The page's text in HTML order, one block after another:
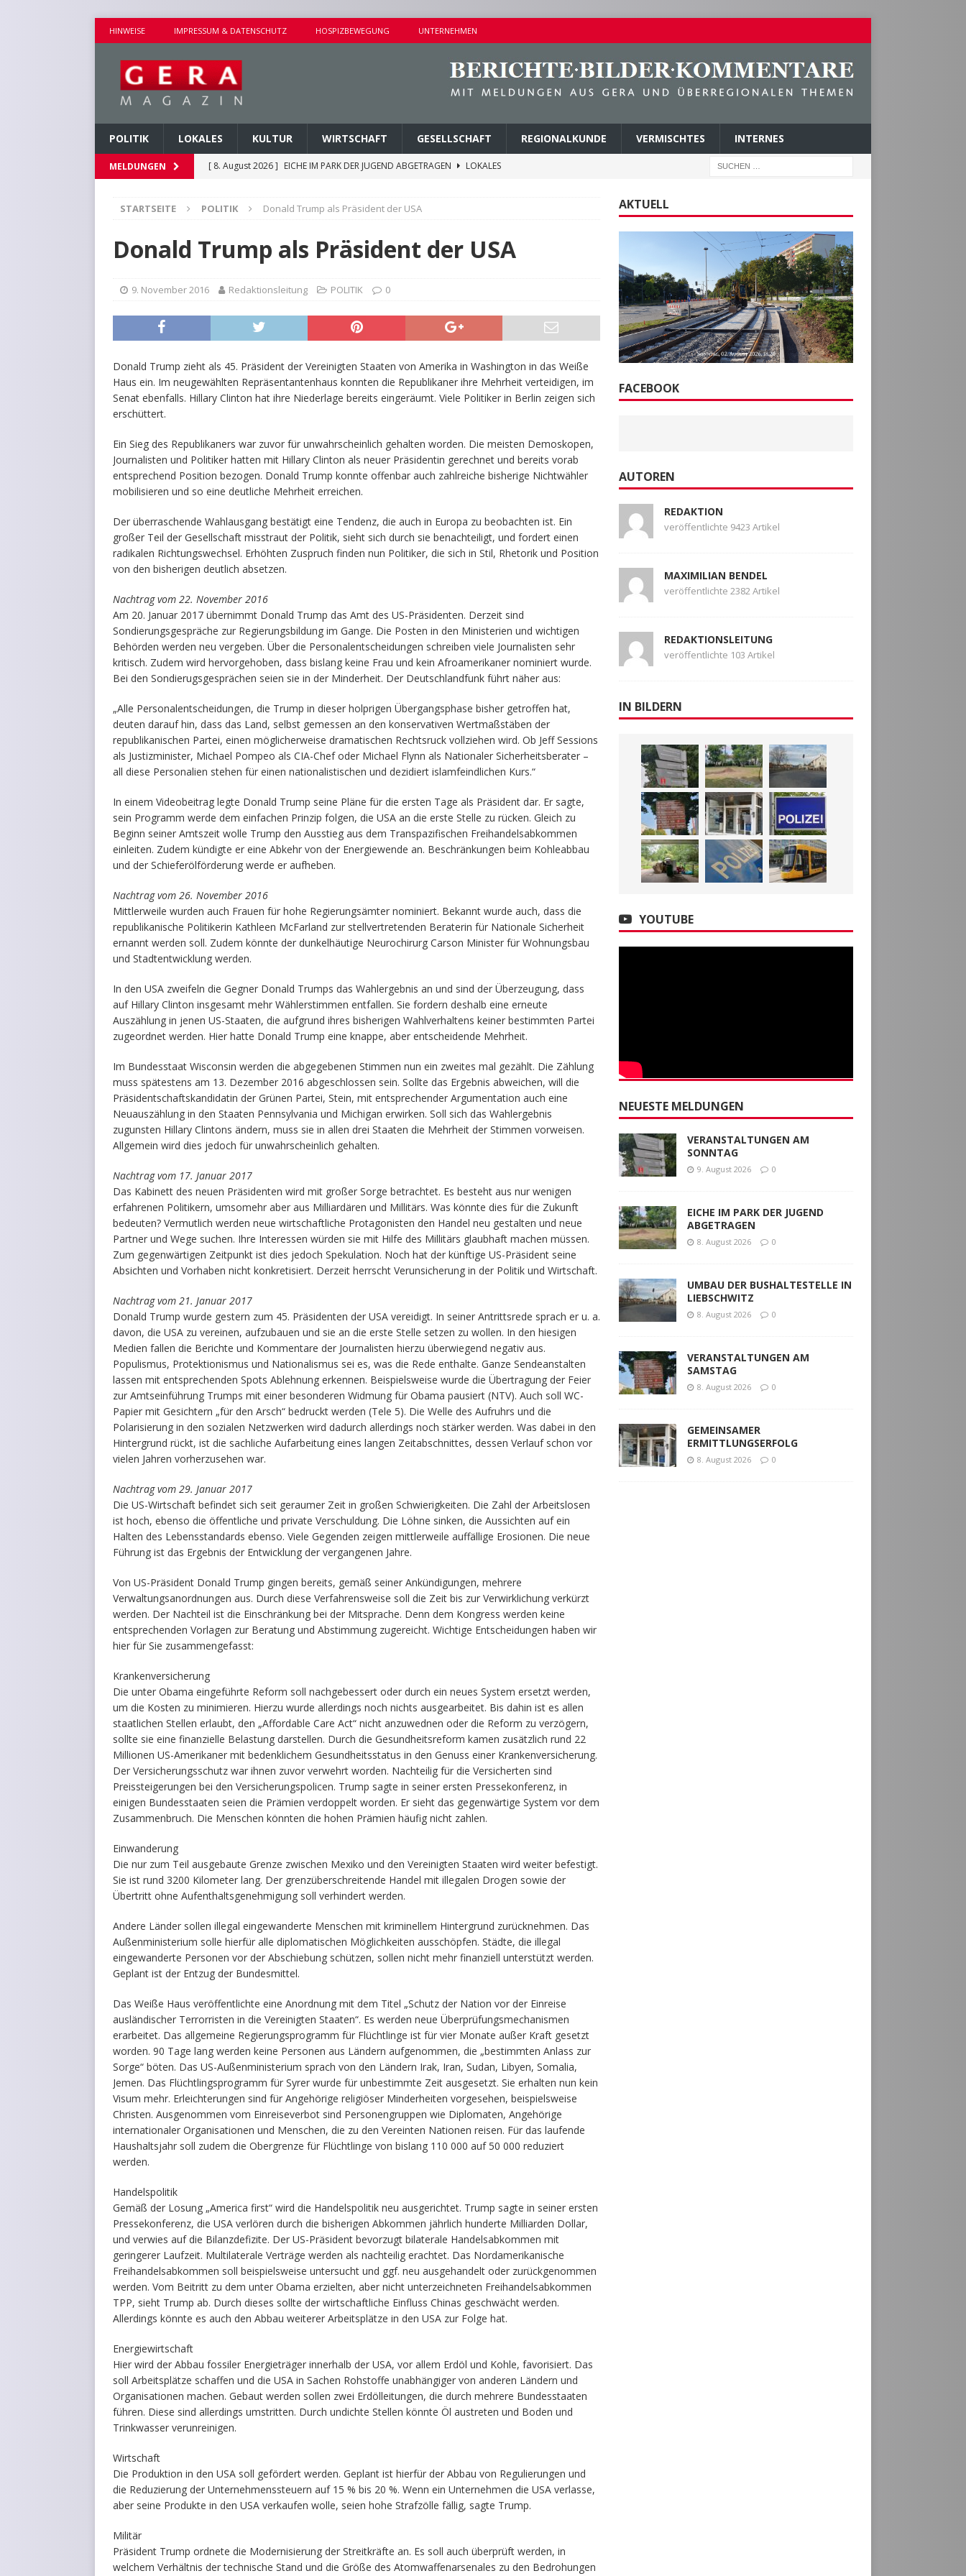
HINWEISE IMPRESSUM & DATENSCHUTZ HOSPIZBEWEGUNG UNTERNEHMEN
POLITIK LOKALES KULTUR WIRTSCHAFT GESELLSCHAFT REGIONALKUNDE VERMISCHTES INTERNES
MELDUNGEN [ 8. August 2026 ] EICHE IM PARK DER JUGEND ABGETRAGEN
LOKALES
[ 8. August 2026 ] VERANSTALTUNGEN AM SAMSTAG
[ 8. August 2026 ]
GEMEINSAMER ERMITTLUNGSERFOLG
POLIZEIBERICHTE
[ 9. August 2026 ]
STARTSEITE POLITIK Donald Trump als Präsident der USA
Donald Trump als Präsident der USA
9. November 2016 Redaktionsleitung POLITIK 0
Donald Trump zieht als 45. Präsident der Vereinigten Staaten von Amerika in Washington in das Weiße
Haus ein. Im neugewählten Repräsentantenhaus konnten die Republikaner ihre Mehrheit verteidigen, im
Senat ebenfalls. Hillary Clinton hat ihre Niederlage bereits eingeräumt. Viele Politiker in Berlin zeigen sich
erschüttert.
Ein Sieg des Republikaners war zuvor für unwahrscheinlich gehalten worden. Die meisten Demoskopen,
Journalisten und Politiker hatten mit Hillary Clinton als neuer Präsidentin gerechnet und bereits vorab
entsprechend Position bezogen. Donald Trump konnte offenbar auch zahlreiche bisherige Nichtwähler
mobilisieren und so eine deutliche Mehrheit erreichen.
Der überraschende Wahlausgang bestätigt eine Tendenz, die auch in Europa zu beobachten ist. Ein
großer Teil der Gesellschaft misstraut der Politik, sieht sich durch sie benachteiligt, und fordert einen
radikalen Richtungswechsel. Erhöhten Zuspruch finden nun Politiker, die sich in Stil, Rhetorik und Position
von den bisherigen deutlich absetzen.
Nachtrag vom 22. November 2016
Am 20. Januar 2017 übernimmt Donald Trump das Amt des US-Präsidenten. Derzeit sind
Sondierungsgespräche zur Regierungsbildung im Gange. Die Posten in den Ministerien und wichtigen
Behörden werden neu vergeben. Über die Personalentscheidungen schreiben viele Journalisten sehr
kritisch. Zudem wird hervorgehoben, dass bislang keine Frau und kein Afroamerikaner nominiert wurde.
Bei den Sondierugsgesprächen seien sie in der Minderheit. Der Deutschlandfunk führt näher aus:
„Alle Personalentscheidungen, die Trump in dieser holprigen Übergangsphase bisher getroffen hat,
deuten darauf hin, dass das Land, selbst gemessen an den konservativen Wertmaßstäben der
republikanischen Partei, einen möglicherweise dramatischen Rechtsruck vollziehen wird. Ob Jeff Sessions
als Justizminister, Michael Pompeo als CIA-Chef oder Michael Flynn als Nationaler Sicherheitsberater –
all diese Personalien stehen für einen nationalistischen und dezidiert islamfeindlichen Kurs.“
In einem Videobeitrag legte Donald Trump seine Pläne für die ersten Tage als Präsident dar. Er sagte,
sein Programm werde dem einfachen Prinzip folgen, die USA an die erste Stelle zu rücken. Gleich zu
Beginn seiner Amtszeit wolle Trump den Ausstieg aus dem Transpazifischen Freihandelsabkommen
einleiten. Zudem kündigte er eine Abkehr von der Energiewende an. Beschränkungen beim Kohleabbau
und der Schieferölförderung werde er aufheben.
Nachtrag vom 26. November 2016
Mittlerweile wurden auch Frauen für hohe Regierungsämter nominiert. Bekannt wurde auch, dass die
republikanische Politikerin Kathleen McFarland zur stellvertretenden Beraterin für Nationale Sicherheit
ernannt werden soll. Zudem könnte der dunkelhäutige Neurochirurg Carson Minister für Wohnungsbau
und Stadtentwicklung werden.
In den USA zweifeln die Gegner Donald Trumps das Wahlergebnis an und sind der Überzeugung, dass
auf Hillary Clinton insgesamt mehr Wählerstimmen entfallen. Sie fordern deshalb eine erneute
Auszählung in jenen US-Staaten, die aufgrund ihres bisherigen Wahlverhaltens keiner bestimmten Partei
zugeordnet werden. Hier hatte Donald Trump eine knappe, aber entscheidende Mehrheit.
Im Bundesstaat Wisconsin werden die abgegebenen Stimmen nun ein zweites mal gezählt. Die Zählung
muss spätestens am 13. Dezember 2016 abgeschlossen sein. Sollte das Ergebnis abweichen, will die
Präsidentschaftskandidatin der Grünen Partei, Stein, mit entsprechender Argumentation auch eine
Neuauszählung in den Staaten Pennsylvania und Michigan erwirken. Soll sich das Wahlergebnis
zugunsten Hillary Clintons ändern, muss sie in allen drei Staaten die Mehrheit der Stimmen vorweisen.
Allgemein wird dies jedoch für unwahrscheinlich gehalten.
Nachtrag vom 17. Januar 2017
Das Kabinett des neuen Präsidenten wird mit großer Sorge betrachtet. Es besteht aus nur wenigen
erfahrenen Politikern, umsomehr aber aus Milliardären und Millitärs. Was könnte dies für die Zukunft
bedeuten? Vermutlich werden neue wirtschaftliche Protagonisten den Handel neu gestalten und neue
Partner und Wege suchen. Ihre Interessen würden sie mit Hilfe des Millitärs glaubhaft machen müssen.
Zum gegenwärtigen Zeitpunkt ist dies jedoch Spekulation. Noch hat der künftige US-Präsident seine
Absichten und Vorhaben nicht konkretisiert. Derzeit herrscht Verunsicherung in der Politik und Wirtschaft.
Nachtrag vom 21. Januar 2017
Donald Trump wurde gestern zum 45. Präsidenten der USA vereidigt. In seiner Antrittsrede sprach er u. a.
davon, die USA zu vereinen, aufzubauen und sie an die erste Stelle setzen zu wollen. In den hiesigen
Medien fallen die Berichte und Kommentare der Journalisten hierzu überwiegend negativ aus.
Populismus, Protektionismus und Nationalismus sei es, was die Rede enthalte. Ganze Sendeanstalten
lassen mit entsprechenden Spots Ablehnung erkennen. Beispielsweise wurde die Übertragung der Feier
zur Amtseinführung Trumps mit einer besonderen Widmung für Obama pausiert (NTV). Auch soll WC-
Papier mit Gesichtern „für den Arsch“ bedruckt werden (Tele 5). Die Welle des Aufruhrs und die
Polarisierung in den sozialen Netzwerken wird dadurch allerdings noch stärker werden. Was dabei in den
Hintergrund rückt, ist die sachliche Aufarbeitung eines langen Zeitabschnittes, dessen Verlauf schon vor
vielen Jahren vorherzusehen war.
Nachtrag vom 29. Januar 2017
Die US-Wirtschaft befindet sich seit geraumer Zeit in großen Schwierigkeiten. Die Zahl der Arbeitslosen
ist hoch, ebenso die öffentliche und private Verschuldung. Die Löhne sinken, die Aussichten auf ein
Halten des Lebensstandards ebenso. Viele Gegenden zeigen mittlerweile auffällige Erosionen. Die neue
Führung ist das Ergebnis der Entwicklung der vergangenen Jahre.
Von US-Präsident Donald Trump gingen bereits, gemäß seiner Ankündigungen, mehrere
Verwaltungsanordnungen aus. Durch diese Verfahrensweise soll die Zeit bis zur Verwirklichung verkürzt
werden. Der Nachteil ist die Einschränkung bei der Mitsprache. Denn dem Kongress werden keine
entsprechenden Vorlagen zur Beratung und Abstimmung zugereicht. Wichtige Entscheidungen haben wir
hier für Sie zusammengefasst:
Krankenversicherung
Die unter Obama eingeführte Reform soll nachgebessert oder durch ein neues System ersetzt werden,
um die Kosten zu minimieren. Hierzu wurde allerdings noch nichts ausgearbeitet. Bis dahin ist es allen
staatlichen Stellen erlaubt, den „Affordable Care Act“ nicht anzuwednen oder die Reform zu verzögern,
sollte sie eine finanzielle Belastung darstellen. Durch die Gesundheitsreform kamen zusätzlich rund 22
Millionen US-Amerikaner mit bedenklichem Gesundheitsstatus in den Genuss einer Krankenversicherung.
Der Versicherungsschutz war ihnen zuvor verwehrt worden. Nachteilig für die Versicherten sind
Preissteigerungen bei den Versicherungspolicen. Trump sagte in seiner ersten Pressekonferenz, in
einigen Bundesstaaten seien die Prämien verdoppelt worden. Er sieht das gegenwärtige System vor dem
Zusammenbruch. Die Menschen könnten die hohen Prämien häufig nicht zahlen.
Einwanderung
Die nur zum Teil ausgebaute Grenze zwischen Mexiko und den Vereinigten Staaten wird weiter befestigt.
Sie ist rund 3200 Kilometer lang. Der grenzüberschreitende Handel mit illegalen Drogen sowie der
Übertritt ohne Aufenthaltsgenehmigung soll verhindert werden.
Andere Länder sollen illegal eingewanderte Menschen mit kriminellem Hintergrund zurücknehmen. Das
Außenministerium solle hierfür alle diplomatischen Möglichkeiten ausschöpfen. Städte, die illegal
eingewanderte Personen vor der Abschiebung schützen, sollen nicht mehr finanziell unterstützt werden.
Geplant ist der Entzug der Bundesmittel.
Das Weiße Haus veröffentlichte eine Anordnung mit dem Titel „Schutz der Nation vor der Einreise
ausländischer Terrorristen in die Vereinigten Staaten“. Es werden neue Überprüfungsmechanismen
erarbeitet. Das allgemeine Regierungsprogramm für Flüchtlinge ist für vier Monate außer Kraft gesetzt
worden. 90 Tage lang werden keine Personen aus Ländern aufgenommen, die „bestimmten Anlass zur
Sorge“ böten. Das US-Außenministerium sprach von den Ländern Irak, Iran, Sudan, Libyen, Somalia,
Jemen. Das Flüchtlingsprogramm für Syrer wurde für unbestimmte Zeit ausgesetzt. Sie erhalten nun kein
Visum mehr. Erleichterungen sind für Angehörige religiöser Minderheiten vorgesehen, beispielsweise
Christen. Ausgenommen vom Einreiseverbot sind Personengruppen wie Diplomaten, Angehörige
internationaler Organisationen und Menschen, die zu den Vereinten Nationen reisen. Für das laufende
Haushaltsjahr soll zudem die Obergrenze für Flüchtlinge von bislang 110 000 auf 50 000 reduziert
werden.
Handelspolitik
Gemäß der Losung „America first“ wird die Handelspolitik neu ausgerichtet. Trump sagte in seiner ersten
Pressekonferenz, die USA verlören durch die bisherigen Abkommen jährlich hunderte Milliarden Dollar,
und verwies auf die Bilanzdefizite. Der US-Präsident bevorzugt bilaterale Handelsabkommen mit
geringerer Laufzeit. Multilaterale Verträge werden als nachteilig erachtet. Das Nordamerikanische
Freihandelsabkommen soll beispielsweise untersucht und ggf. neu ausgehandelt oder zurückgenommen
werden. Vom Beitritt zu dem unter Obama erzielten, aber nicht unterzeichneten Freihandelsabkommen
TPP, sieht Trump ab. Durch dieses sollte der wirtschaftliche Einfluss Chinas geschwächt werden.
Allerdings könnte es auch den Abbau weiterer Arbeitsplätze in den USA zur Folge hat.
Energiewirtschaft
Hier wird der Abbau fossiler Energieträger innerhalb der USA, vor allem Erdöl und Kohle, favorisiert. Das
soll Arbeitsplätze schaffen und die USA in Sachen Rohstoffe unabhängiger von anderen Ländern und
Organisationen machen. Gebaut werden sollen zwei Erdölleitungen, die durch mehrere Bundesstaaten
führen. Diese sind allerdings umstritten. Durch undichte Stellen könnte Öl austreten und Boden und
Trinkwasser verunreinigen.
Wirtschaft
Die Produktion in den USA soll gefördert werden. Geplant ist hierfür der Abbau von Regulierungen und
die Reduzierung der Unternehmenssteuern auf 15 % bis 20 %. Wenn ein Unternehmen die USA verlasse,
aber seine Produkte in den USA verkaufen wolle, seien hohe Strafzölle fällig, sagte Trump.
Militär
Präsident Trump ordnete die Modernisierung der Streitkräfte an. Es soll auch überprüft werden, in
welchem Verhältnis der technische Stand und die Größe des Atomwaffenarsenales zu den Bedrohungen
AKTUELL
FACEBOOK
AUTOREN
REDAKTION
veröffentlichte 9423 Artikel
MAXIMILIAN BENDEL
veröffentlichte 2382 Artikel
REDAKTIONSLEITUNG
veröffentlichte 103 Artikel
IN BILDERN
YOUTUBE
NEUESTE MELDUNGEN
VERANSTALTUNGEN AM
SONNTAG
9. August 2026 0
EICHE IM PARK DER JUGEND
ABGETRAGEN
8. August 2026 0
UMBAU DER BUSHALTESTELLE IN
LIEBSCHWITZ
8. August 2026 0
VERANSTALTUNGEN AM
SAMSTAG
8. August 2026 0
GEMEINSAMER
ERMITTLUNGSERFOLG
8. August 2026 0